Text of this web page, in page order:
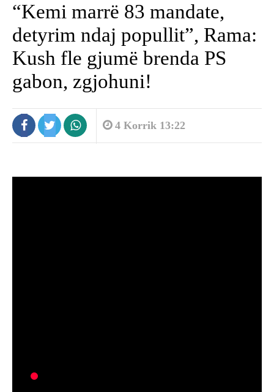
“Kemi marrë 83 mandate,
detyrim ndaj popullit”, Rama:
Kush fle gjumë brenda PS
gabon, zgjohuni!
4 Korrik 13:22